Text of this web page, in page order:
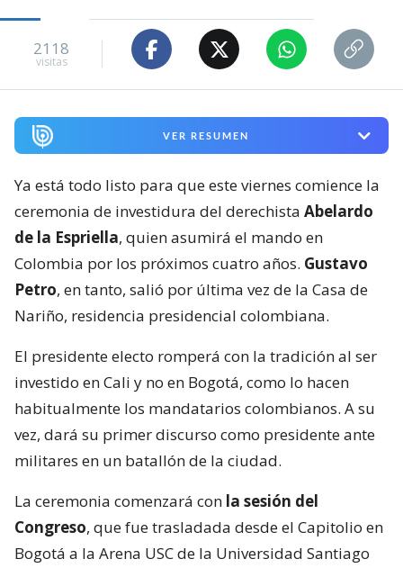
2118
visitas
VER RESUMEN
Ya está todo listo para que este viernes comience la
ceremonia de investidura del derechista Abelardo
de la Espriella, quien asumirá el mando en
Colombia por los próximos cuatro años. Gustavo
Petro, en tanto, salió por última vez de la Casa de
Nariño, residencia presidencial colombiana.
El presidente electo romperá con la tradición al ser
investido en Cali y no en Bogotá, como lo hacen
habitualmente los mandatarios colombianos. A su
vez, dará su primer discurso como presidente ante
militares en un batallón de la ciudad.
La ceremonia comenzará con la sesión del
Congreso, que fue trasladada desde el Capitolio en
Bogotá a la Arena USC de la Universidad Santiago